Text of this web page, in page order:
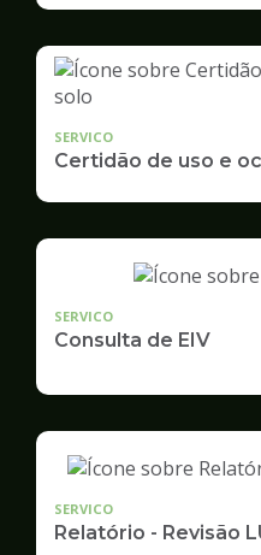
SERVICO
Certidão de uso e
SERVICO
Consulta de EIV
SERVICO
Relatório - Revisão